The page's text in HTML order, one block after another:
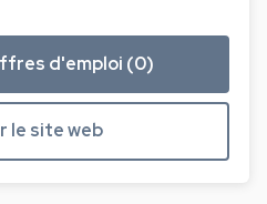
d'emploi (0)
le site web